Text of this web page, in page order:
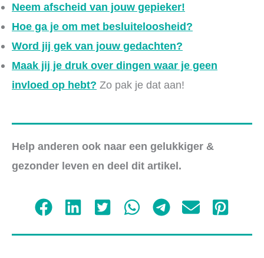
Neem afscheid van jouw gepieker!
Hoe ga je om met besluiteloosheid?
Word jij gek van jouw gedachten?
Maak jij je druk over dingen waar je geen
invloed op hebt? Zo pak je dat aan!
Help anderen ook naar een gelukkiger &
gezonder leven en deel dit artikel.